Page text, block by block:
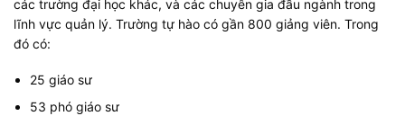
các trường đại học khác, và các chuyên gia đầu ngành trong
lĩnh vực quản lý. Trường tự hào có gần 800 giảng viên. Trong
đó có:
25 giáo sư
53 phó giáo sư